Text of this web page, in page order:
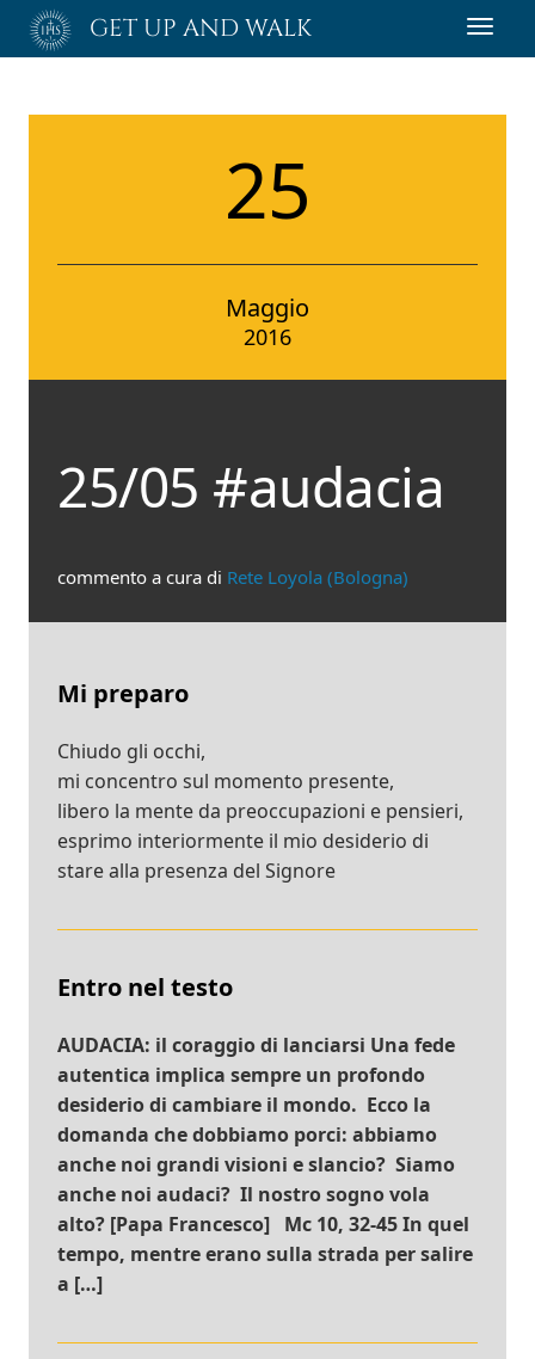
Passa
GET UP AND WALK
25
Maggio
2016
25/05 #audacia
commento a cura di Rete Loyola (Bologna)
Mi preparo
Chiudo gli occhi,
mi concentro sul momento presente,
libero la mente da preoccupazioni e pensieri,
esprimo interiormente il mio desiderio di
stare alla presenza del Signore
Entro nel testo
AUDACIA: il coraggio di lanciarsi Una fede
autentica implica sempre un profondo
desiderio di cambiare il mondo. Ecco la
domanda che dobbiamo porci: abbiamo
anche noi grandi visioni e slancio? Siamo
anche noi audaci? Il nostro sogno vola
alto? [Papa Francesco] Mc 10, 32-45 In quel
tempo, mentre erano sulla strada per salire
a […]